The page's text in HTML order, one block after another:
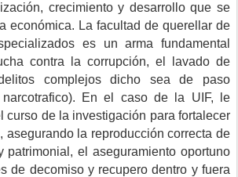
crecimiento y desarrollo que se
económica. La facultad de querellar de
es un arma fundamental
contra la corrupción, el lavado de
complejos dicho sea de paso
narcotrafico). En el caso de la UIF, le
curso de la investigación para fortalecer
asegurando la reproducción correcta de
patrimonial, el aseguramiento oportuno
de decomiso y recupero dentro y fuera